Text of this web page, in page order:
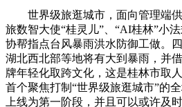
世界级旅逛城市，面向管理端供
旅数智大使“桂灵儿”、“AI桂林”小
协帮指点台风暴雨洪水防御工做。
湖北西北部等地将有大到暴雨，并
牌年轻化取跨文化，这是桂林市取
首个聚焦打制“世界级旅逛城市”的
上线为第一阶段，并且可以或许及